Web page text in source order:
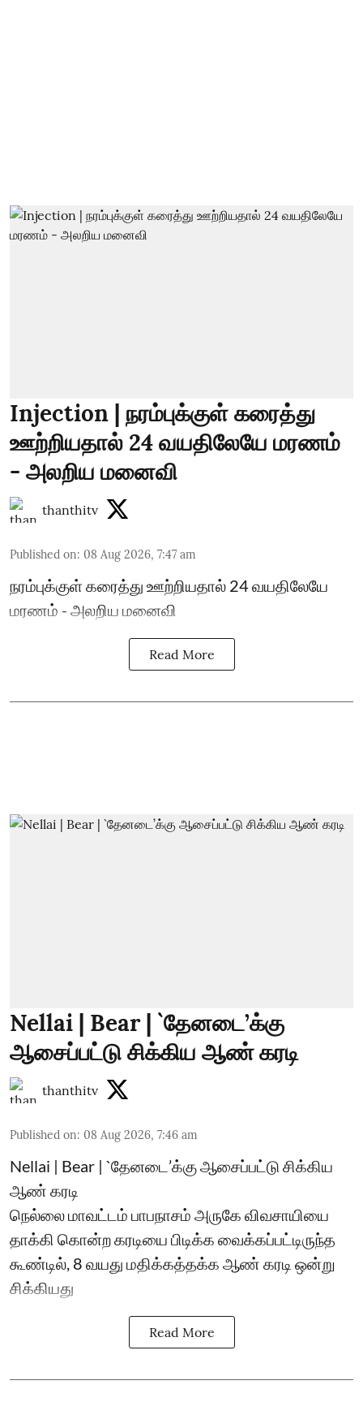
Injection | நரம்புக்குள் கரைத்து
ஊற்றியதால் 24 வயதிலேயே மரணம்
- அலறிய மனைவி
thanthitv
Published on: 08 Aug 2026, 7:47 am
நரம்புக்குள் கரைத்து ஊற்றியதால் 24 வயதிலேயே
மரணம் - அலறிய மனைவி
Read More
Nellai | Bear | `தேனடை’க்கு
ஆசைப்பட்டு சிக்கிய ஆண் கரடி
thanthitv
Published on: 08 Aug 2026, 7:46 am
Nellai | Bear | `தேனடை’க்கு ஆசைப்பட்டு சிக்கிய
ஆண் கரடி
நெல்லை மாவட்டம் பாபநாசம் அருகே விவசாயியை
தாக்கி கொன்ற கரடியை பிடிக்க வைக்கப்பட்டிருந்த
கூண்டில், 8 வயது மதிக்கத்தக்க ஆண் கரடி ஒன்று
சிக்கியது
Read More